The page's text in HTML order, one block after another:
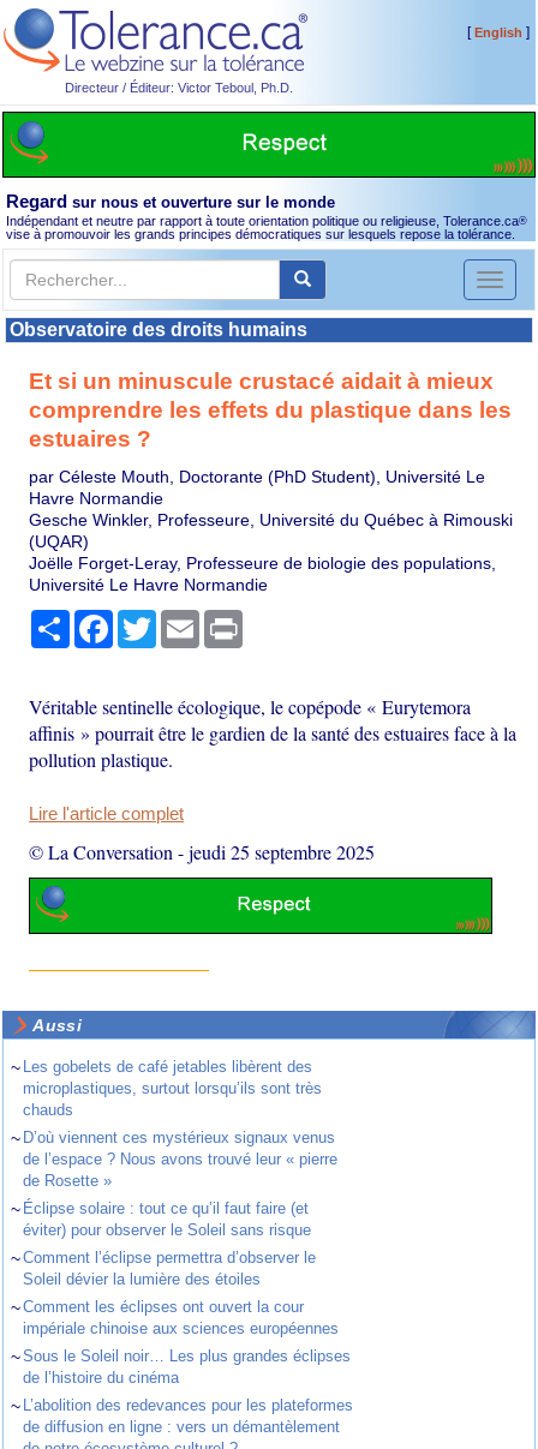
Directeur / Éditeur: Victor Teboul, Ph.D.
[English ]
Regard sur nous et ouverture sur le monde
Indépendant et neutre par rapport à toute orientation politique ou religieuse, Tolerance.ca®
vise à promouvoir les grands principes démocratiques sur lesquels repose la tolérance.
Toggle
Observatoire des droits humains
Et si un minuscule crustacé aidait à mieux
comprendre les effets du plastique dans les
estuaires ?
par Céleste Mouth, Doctorante (PhD Student), Université Le
Havre Normandie
Gesche Winkler, Professeure, Université du Québec à Rimouski
(UQAR)
Joëlle Forget-Leray, Professeure de biologie des populations,
Université Le Havre Normandie
PartagerFacebook
TwitterEmail
Véritable sentinelle écologique, le copépode « Eurytemora
affinis » pourrait être le gardien de la santé des estuaires face à la
pollution plastique.
Lire l'article complet
© La Conversation -jeudi 25 septembre 2025
Aussi
~ Les gobelets de café jetables libèrent des
microplastiques, surtout lorsqu’ils sont très
chauds
~ D’où viennent ces mystérieux signaux venus
de l’espace ? Nous avons trouvé leur « pierre
de Rosette »
~ Éclipse solaire : tout ce qu’il faut faire (et
éviter) pour observer le Soleil sans risque
~Comment l’éclipse permettra d’observer le
Soleil dévier la lumière des étoiles
~Comment les éclipses ont ouvert la cour
impériale chinoise aux sciences européennes
~Sous le Soleil noir… Les plus grandes éclipses
de l’histoire du cinéma
~ L’abolition des redevances pour les plateformes
de diffusion en ligne : vers un démantèlement